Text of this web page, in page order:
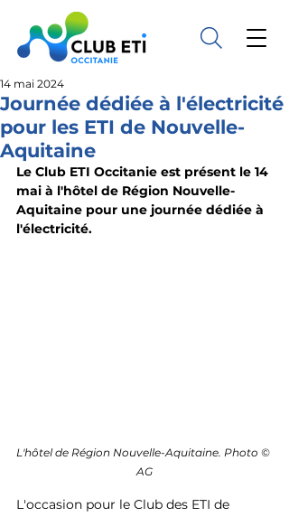
Journée dédiée à l'électricité
pour les ETI de Nouvelle-
Aquitaine
14 mai 2024
Le Club ETI Occitanie est présent le 14
mai à l'hôtel de Région Nouvelle-
Aquitaine pour une journée dédiée à
l'électricité.
L'hôtel de Région Nouvelle-Aquitaine. Photo ©
AG
L'occasion pour le Club des ETI de